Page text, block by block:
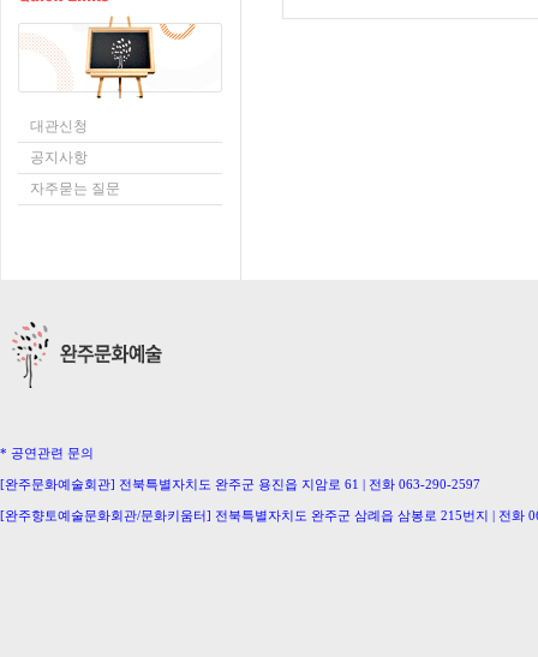
대관신청
공지사항
자주묻는 질문
* 공연관련 문의
[완주문화예술회관] 전북특별자치도 완주군 용진읍 지암로 61 | 전화 063-290-2597
[완주향토예술문화회관/문화키움터] 전북특별자치도 완주군 삼례읍 삼봉로 215번지 | 전화